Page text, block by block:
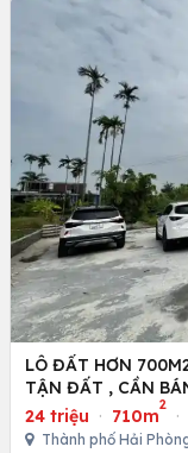
LÔ ĐẤT HƠN
TẬN ĐẤT , CẦN
24 triệu · 710m
2
·
Thành phố Hải